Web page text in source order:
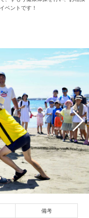
ベントです！
備考